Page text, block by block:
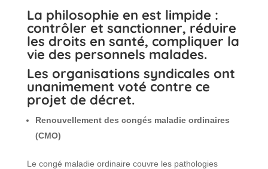
La philosophie en est limpide :
contrôler et sanctionner, réduire
les droits en santé, compliquer la
vie des personnels malades.
Les organisations syndicales ont
unanimement voté contre ce
projet de décret.
Renouvellement des congés maladie ordinaires
(CMO)
Le congé maladie ordinaire couvre les pathologies